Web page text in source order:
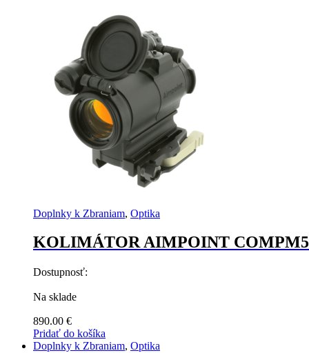
Doplnky k Zbraniam, Optika
KOLIMÁTOR AIMPOINT
Dostupnosť:
Na sklade
890.00 €
Pridať do košíka
Doplnky k Zbraniam, Optika